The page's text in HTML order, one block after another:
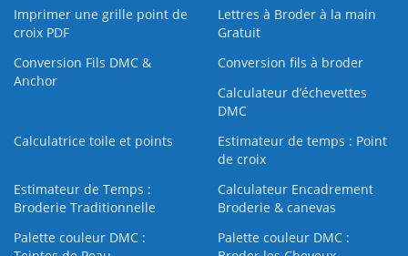
Imprimer une grille point de
croix PDF
Lettres à Broder à la main
Gratuit
Conversion Fils DMC &
Anchor
Conversion fils à broder
Calculateur d’échevettes
DMC
Calculatrice toile et points
Estimateur de temps : Point
de croix
Estimateur de Temps :
Broderie Traditionnelle
Calculateur Encadrement
Broderie & canevas
Palette couleur DMC :
Palette couleur DMC :